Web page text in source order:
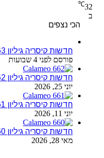
32
℃
ב
הכי נצפים
חדשות קיסריה גיליון 663
פורסם לפני 4 שבועות
חדשות קיסריה גיליון 662
יוני 25, 2026
חדשות קיסריה גיליון 661
יוני 11, 2026
חדשות קיסריה גיליון 660
מאי 28, 2026